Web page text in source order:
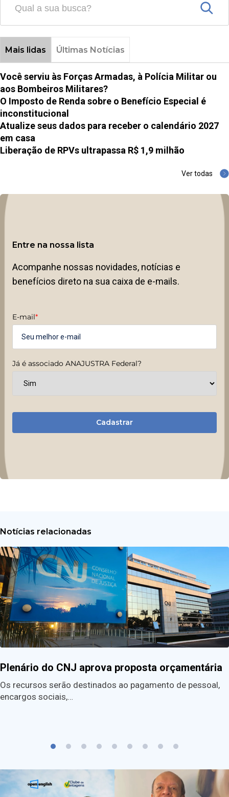
Mais lidas Últimas Notícias
Você serviu às Forças Armadas, à Polícia Militar ou
aos Bombeiros Militares?
O Imposto de Renda sobre o Benefício Especial é
inconstitucional
Atualize seus dados para receber o calendário 2027
em casa
Liberação de RPVs ultrapassa R$ 1,9 milhão
Ver todas
Entre na nossa lista
Acompanhe nossas novidades, notícias e
benefícios direto na sua caixa de e-mails.
E-mail*
Já é associado ANAJUSTRA Federal?
Cadastrar
Notícias relacionadas
Plenário do CNJ aprova proposta orçamentária
Os recursos serão destinados ao pagamento de pessoal,
encargos sociais,…